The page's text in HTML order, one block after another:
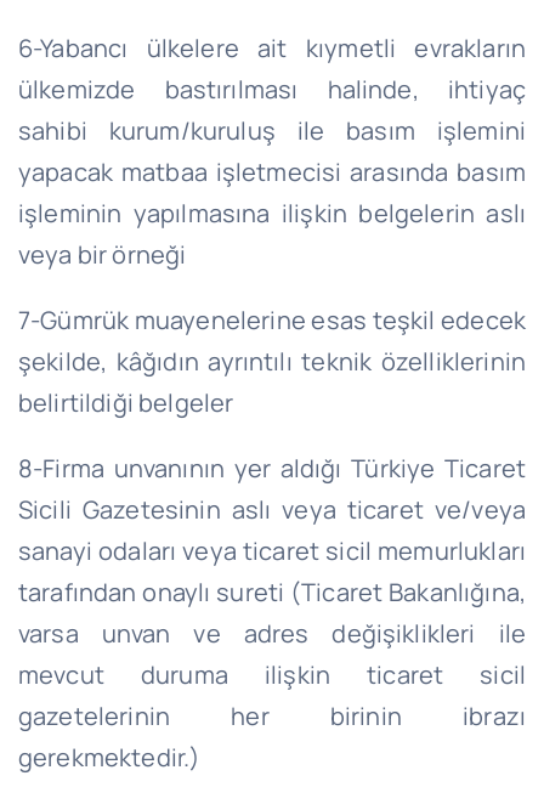
6-Yabancı ülkelere ait kıymetli evrakların
ülkemizde bastırılması halinde, ihtiyaç
sahibi kurum/kuruluş ile basım işlemini
yapacak matbaa işletmecisi arasında basım
işleminin yapılmasına ilişkin belgelerin aslı
veya bir örneği
7-Gümrük muayenelerine esas teşkil edecek
şekilde, kâğıdın ayrıntılı teknik özelliklerinin
belirtildiği belgeler
8-Firma unvanının yer aldığı Türkiye Ticaret
Sicili Gazetesinin aslı veya ticaret ve/veya
sanayi odaları veya ticaret sicil memurlukları
tarafından onaylı sureti (Ticaret Bakanlığına,
varsa unvan ve adres değişiklikleri ile
mevcut duruma ilişkin ticaret sicil
gazetelerinin her birinin ibrazı
gerekmektedir.)